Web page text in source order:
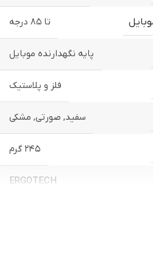
تا ۸۵ درجه
پایه نگهدارنده موبایل
فلز و پلاستیک
سفید, صورتی, مشکی
۲۴۵ گرم
ERGOTECH